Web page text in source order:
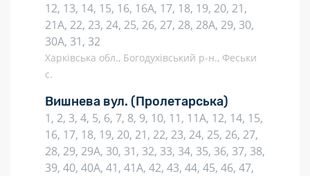
12, 13, 14, 15, 16, 16А, 17, 18, 19, 20, 21,
21А, 22, 23, 24, 25, 26, 27, 28, 28А, 29, 30,
30А, 31, 32
Харківська обл., Богодухівський р-н., Феськи
с.
Вишнева вул. (Пролетарська)
1, 2, 3, 4, 5, 6, 7, 8, 9, 10, 11, 11А, 12, 14, 15,
16, 17, 18, 19, 20, 21, 22, 23, 24, 25, 26, 27,
28, 29, 29А, 30, 31, 32, 33, 34, 35, 36, 37, 38,
39, 40, 40А, 41, 41А, 42, 43, 44, 45, 46, 47,